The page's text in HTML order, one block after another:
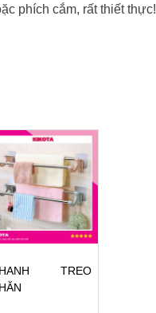
phích cắm, rất thiết thực!
TREO